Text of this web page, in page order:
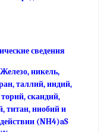
сведения
никель,
таллий, индий,
скандий,
титан, ниобий и
(NH4)aS